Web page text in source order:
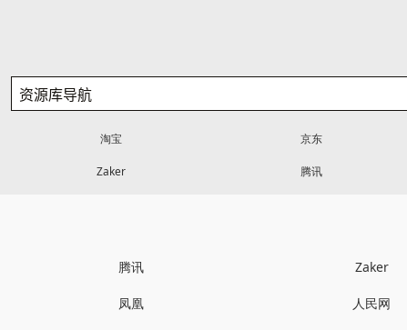
淘宝 京东
Zaker 腾讯
腾讯 Zaker
凤凰 人民网